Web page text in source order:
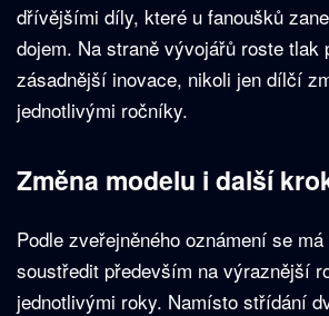
dřívějšími díly, které u fanoušků
dojem. Na straně vývojářů roste tlak
zásadnější inovace, nikoli jen dílčí
jednotlivými ročníky.
Změna modelu i další
Podle zveřejněného oznámení se
soustředit především na výraznější
jednotlivými roky. Namísto střídání